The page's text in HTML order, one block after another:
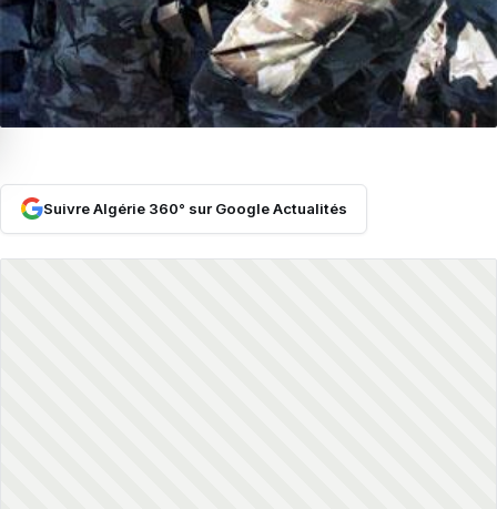
Suivre Algérie 360° sur Google Actualités